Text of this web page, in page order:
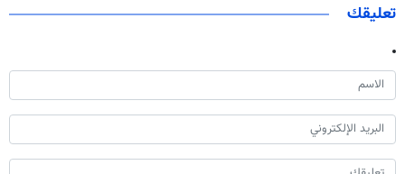
تعليقك